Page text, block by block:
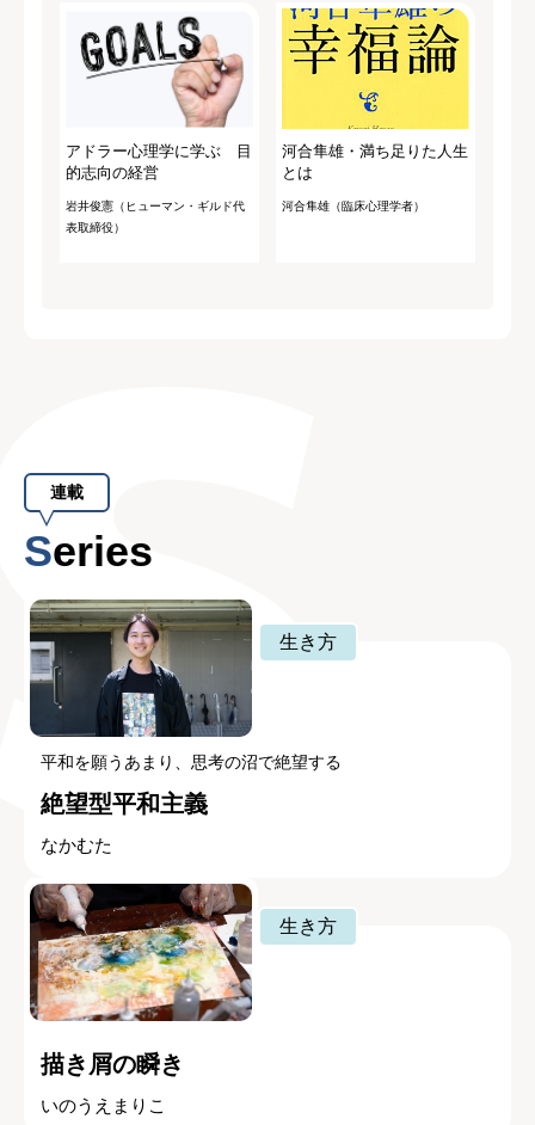
アドラー心理学に学ぶ 目
的志向の経営
岩井俊憲（ヒューマン・ギルド代
表取締役）
河合隼雄・満ち足りた人生
とは
河合隼雄（臨床心理学者）
連載
Series
生き方
平和を願うあまり、思考の沼で絶望する
絶望型平和主義
なかむた
生き方
描き屑の瞬き
いのうえまりこ